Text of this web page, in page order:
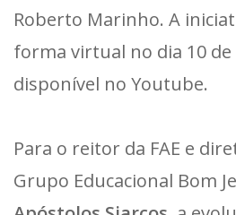
Roberto Marinho. A
forma virtual no dia 10
disponível no Youtube.
Para o reitor da FAE e
Grupo Educacional Bom